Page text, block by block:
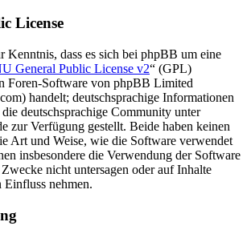
License
Kenntnis, dass es sich bei phpBB um eine
General Public License v2“ (GPL)
Foren-Software von phpBB Limited
handelt; deutschsprachige Informationen
deutschsprachige Community unter
zur Verfügung gestellt. Beide haben keinen
Art und Weise, wie die Software verwendet
insbesondere die Verwendung der Software
nicht untersagen oder auf Inhalte
Einfluss nehmen.